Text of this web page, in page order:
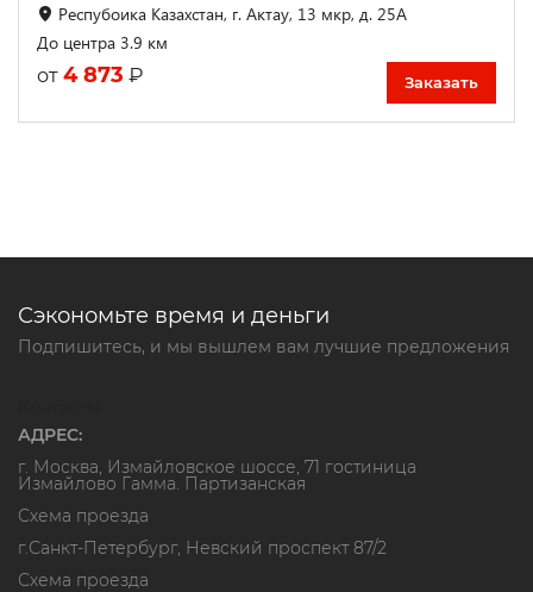
Респубоика Казахстан, г. Актау, 13 мкр, д. 25А
До центра 3.9 км
от 4 873 ₽ Заказать
Сэкономьте время и деньги
Подпишитесь, и мы вышлем вам лучшие предложения
АДРЕС:
г. Москва, Измайловское шоссе, 71 гостиница
Измайлово Гамма. Партизанская
Схема проезда
г.Санкт-Петербург, Невский проспект 87/2
Схема проезда